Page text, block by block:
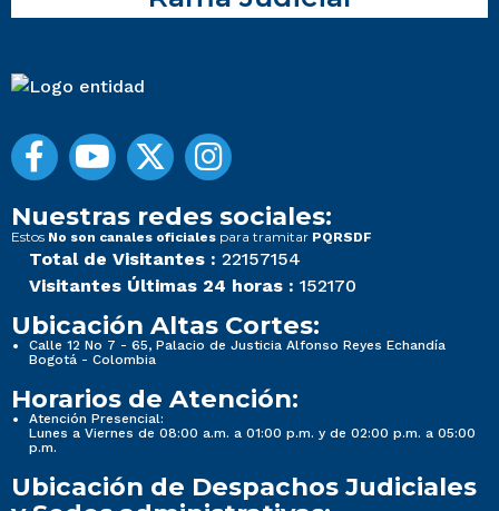
Nuestras redes sociales:
Estos No son canales oficiales para tramitar PQRSDF
Total de Visitantes : 22157154
Visitantes Últimas 24 horas : 152170
Ubicación Altas Cortes:
Calle 12 No 7 - 65, Palacio de Justicia Alfonso Reyes Echandía
Bogotá - Colombia
Horarios de Atención:
Atención Presencial:
Lunes a Viernes de 08:00 a.m. a 01:00 p.m. y de 02:00 p.m. a 05:00
p.m.
Ubicación de Despachos Judiciales